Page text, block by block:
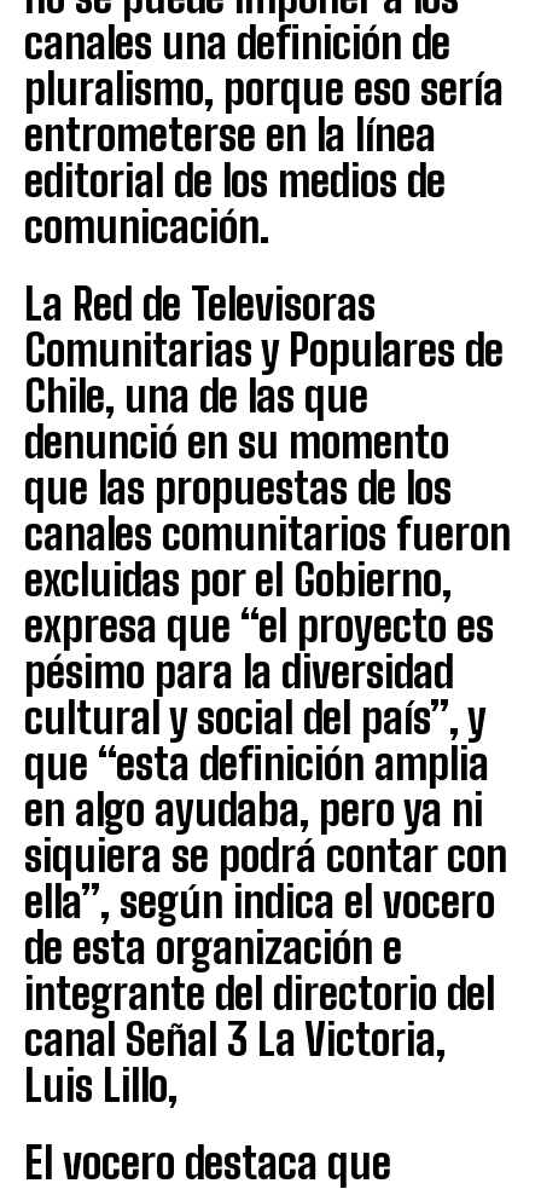
canales una definición de
pluralismo, porque eso sería
entrometerse en la línea
editorial de los medios de
comunicación.
La Red de Televisoras
Comunitarias y Populares de
Chile, una de las que
denunció en su momento
que las propuestas de los
canales comunitarios fueron
excluidas por el Gobierno,
expresa que “el proyecto es
pésimo para la diversidad
cultural y social del país”, y
que “esta definición amplia
en algo ayudaba, pero ya ni
siquiera se podrá contar con
ella”, según indica el vocero
de esta organización e
integrante del directorio del
canal Señal 3 La Victoria,
Luis Lillo,
El vocero destaca que